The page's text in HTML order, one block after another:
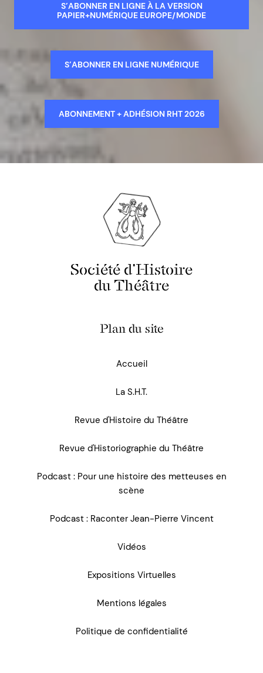
S’ABONNER EN LIGNE À LA VERSION
PAPIER+NUMÉRIQUE EUROPE/MONDE
S’ABONNER EN LIGNE NUMÉRIQUE
ABONNEMENT + ADHÉSION RHT 2026
Société d'Histoire
du Théâtre
Plan du site
Accueil
La S.H.T.
Revue d'Histoire du Théâtre
Revue d'Historiographie du Théâtre
Podcast : Pour une histoire des metteuses en
scène
Podcast : Raconter Jean-Pierre Vincent
Vidéos
Expositions Virtuelles
Mentions légales
Politique de confidentialité